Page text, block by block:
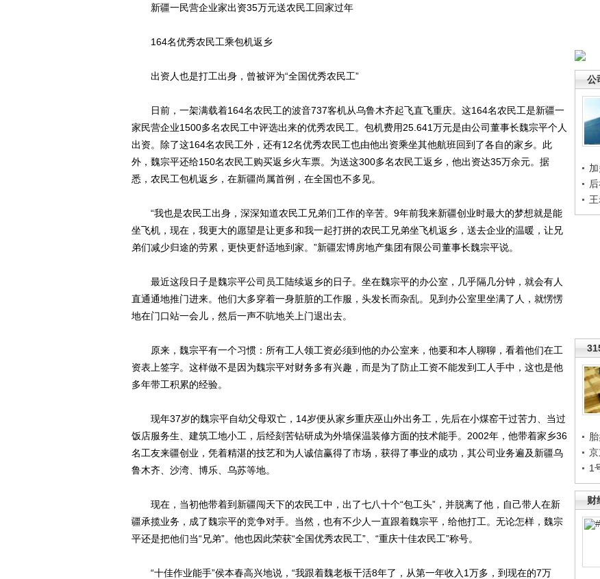
公
1
财
新疆一民营企业家出资35万元送农民工回家过年
164名优秀农民工乘包机返乡
出资人也是打工出身，曾被评为“全国优秀农民工”
日前，一架满载着164名农民工的波音737客机从乌鲁木齐起飞直飞重庆。这164名农民工是新疆一
家民营企业1500多名农民工中评选出来的优秀农民工。包机费用25.641万元是由公司董事长魏宗平个人
出资。除了这164名农民工外，还有12名优秀农民工也由他出资乘坐其他航班回到了各自的家乡。此
外，魏宗平还给150名农民工购买返乡火车票。为送这300多名农民工返乡，他出资达35万余元。据
悉，农民工包机返乡，在新疆尚属首例，在全国也不多见。
“我也是农民工出身，深深知道农民工兄弟们工作的辛苦。9年前我来新疆创业时最大的梦想就是能
坐飞机，现在，我更大的愿望是让更多和我一起打拼的农民工兄弟坐飞机返乡，送去企业的温暖，让兄
弟们减少归途的劳累，更快更舒适地到家。”新疆宏博房地产集团有限公司董事长魏宗平说。
最近这段日子是魏宗平公司员工陆续返乡的日子。坐在魏宗平的办公室，几乎隔几分钟，就会有人
直通通地推门进来。他们大多穿着一身脏脏的工作服，头发长而杂乱。见到办公室里坐满了人，就愣愣
地在门口站一会儿，然后一声不吭地关上门退出去。
原来，魏宗平有一个习惯：所有工人领工资必须到他的办公室来，他要和本人聊聊，看着他们在工
资表上签字。这样做不是因为魏宗平对财务多有兴趣，而是为了防止工资不能发到工人手中，这也是他
多年带工积累的经验。
现年37岁的魏宗平自幼父母双亡，14岁便从家乡重庆巫山外出务工，先后在小煤窑干过苦力、当过
饭店服务生、建筑工地小工，后经刻苦钻研成为外墙保温装修方面的技术能手。2002年，他带着家乡36
名工友来疆创业，凭着精湛的技艺和为人诚信赢得了市场，获得了事业的成功，其公司业务遍及新疆乌
鲁木齐、沙湾、博乐、乌苏等地。
现在，当初他带着到新疆闯天下的农民工中，出了七八十个“包工头”，并脱离了他，自己带人在新
疆承揽业务，成了魏宗平的竞争对手。当然，也有不少人一直跟着魏宗平，给他打工。无论怎样，魏宗
平还是把他们当“兄弟”。他也因此荣获“全国优秀农民工”、“重庆十佳农民工”称号。
“十佳作业能手”侯本春高兴地说，“我跟着魏老板干活8年了，从第一年收入1万多，到现在的7万